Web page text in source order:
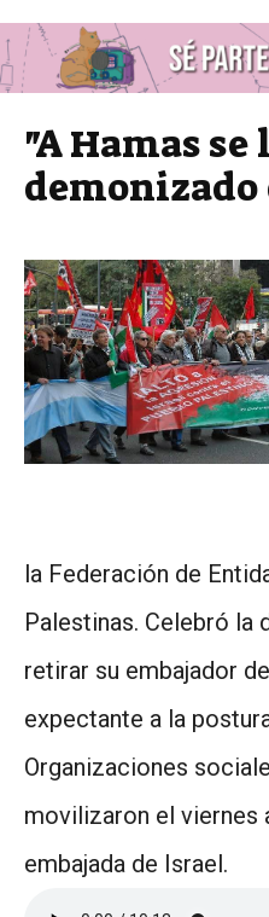
"A Hamas se
demonizado
la Federación de
Palestinas. Celebró
retirar su embajador
expectante a la
Organizaciones
movilizaron el viernes
embajada de Israel.